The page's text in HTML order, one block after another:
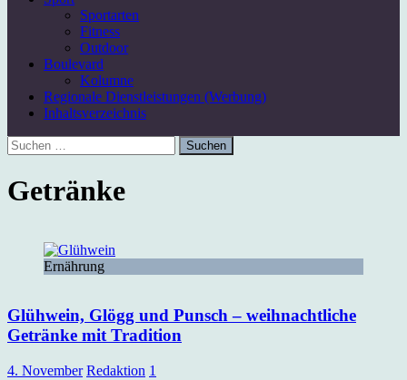
Sportarten
Fitness
Outdoor
Boulevard
Kolumne
Regionale Dienstleistungen (Werbung)
Inhaltsverzeichnis
Suchen
nach:
Getränke
Ernährung
Glühwein, Glögg und Punsch – weihnachtliche
Getränke mit Tradition
4. November Redaktion 1